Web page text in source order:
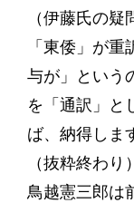
（伊藤氏の疑
「東倭」が
与が」という
を「通訳」と
ば、納得しま
（抜粋終わり）
鳥越憲三郎は